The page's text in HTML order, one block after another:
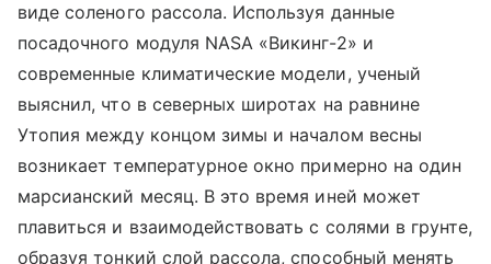
виде соленого рассола. Используя данные
посадочного модуля NASA «Викинг-2» и
современные климатические модели, ученый
выяснил, что в северных широтах на равнине
Утопия между концом зимы и началом весны
возникает температурное окно примерно на один
марсианский месяц. В это время иней может
плавиться и взаимодействовать с солями в грунте,
образуя тонкий слой рассола, способный менять